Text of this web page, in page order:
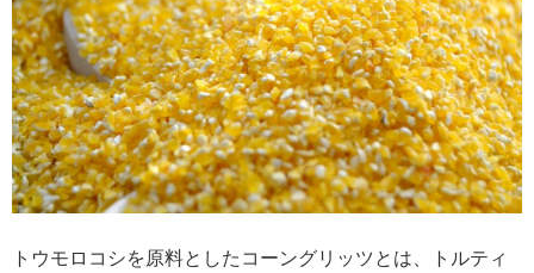
トウモロコシを原料としたコーングリッツとは、トルティ